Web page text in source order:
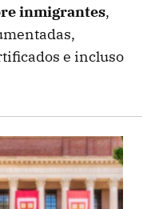
inmigrantes,
e incluso